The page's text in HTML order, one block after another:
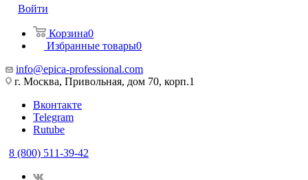
Войти
Корзина0
Избранные товары0
info@epica-professional.com
г. Москва, Привольная, дом 70, корп.1
Вконтакте
Telegram
Rutube
8 (800) 511-39-42